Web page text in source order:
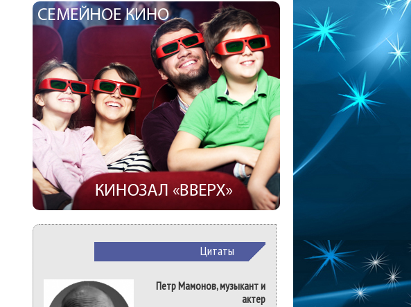
Цитаты
Петр Мамонов, музыкант и
актер